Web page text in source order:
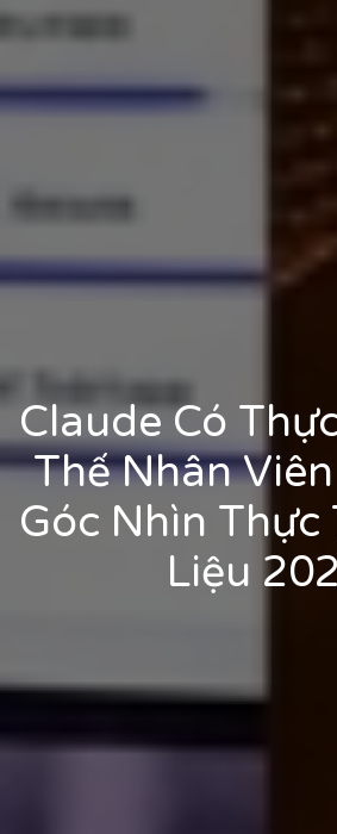
Claude Có
Thế Nhân
Góc Nhìn Thực
Liệu